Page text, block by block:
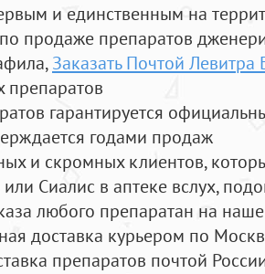
и единственным на
продаже препаратов
, Заказать Почтой
препаратов
гарантируется
годами продаж
и скромных клиентов,
Сиалис в аптеке вслух,
любого препаратан на
доставка курьером по
препаратов почтой